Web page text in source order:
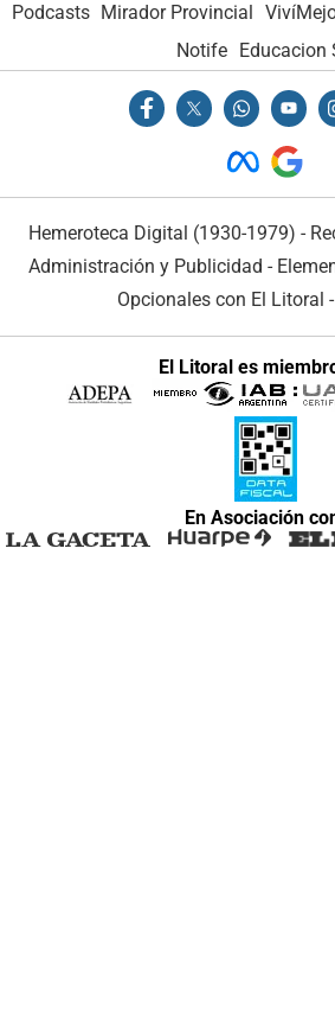
Podcasts Mirador Provincial
Notife
Educacion
Hemeroteca Digital (1930-1979) -
Administración y Publicidad -
Opcionales con El Litoral -
El Litoral es
En Asociación